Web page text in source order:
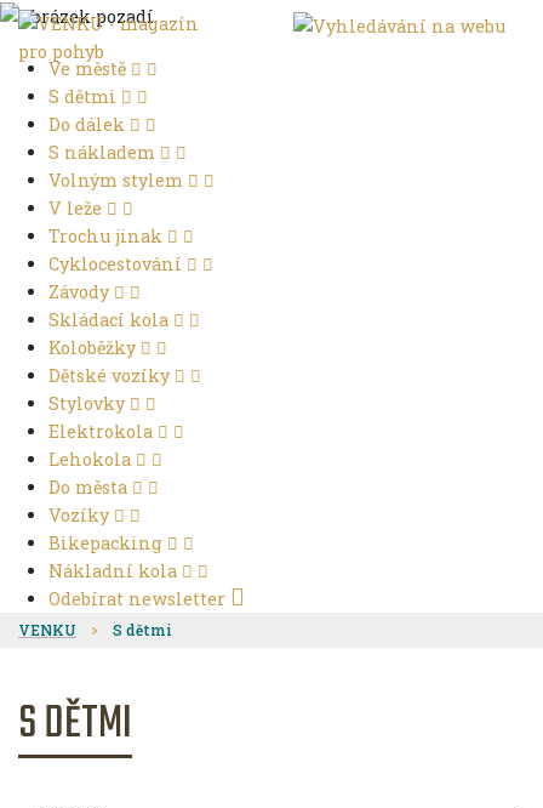
Ve městě
S dětmi
Do dálek
S nákladem
Volným stylem
V leže
Trochu jinak
Cyklocestování
Závody
Skládací kola
Koloběžky
Dětské vozíky
Stylovky
Elektrokola
Lehokola
Do města
Vozíky
Bikepacking
Nákladní kola
Odebírat newsletter
VENKU S dětmi
S DĚTMI